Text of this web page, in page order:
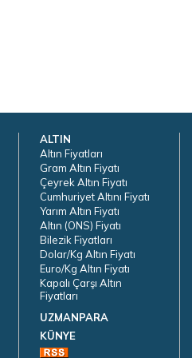
ALTIN
Altın Fiyatları
Gram Altın Fiyatı
Çeyrek Altın Fiyatı
Cumhuriyet Altını Fiyatı
Yarım Altın Fiyatı
Altın (ONS) Fiyatı
Bilezik Fiyatları
Dolar/Kg Altın Fiyatı
Euro/Kg Altın Fiyatı
Kapalı Çarşı Altın
Fiyatları
UZMANPARA
KÜNYE